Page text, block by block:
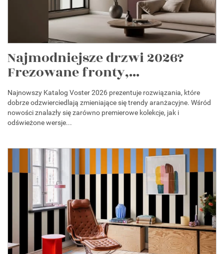
Najmodniejsze drzwi 2026?
Frezowane fronty,...
Najnowszy Katalog Voster 2026 prezentuje rozwiązania, które
dobrze odzwierciedlają zmieniające się trendy aranżacyjne. Wśród
nowości znalazły się zarówno premierowe kolekcje, jak i
odświeżone wersje...